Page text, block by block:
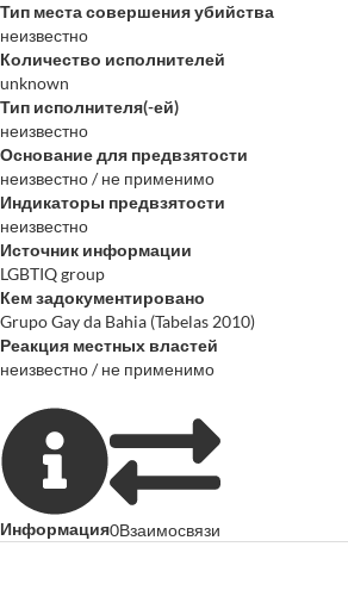
Тип места совершения убийства
неизвестно
Количество исполнителей
unknown
Тип исполнителя(-ей)
неизвестно
Основание для предвзятости
неизвестно / не применимо
Индикаторы предвзятости
неизвестно
Источник информации
LGBTIQ group
Кем задокументировано
Grupo Gay da Bahia (Tabelas 2010)
Реакция местных властей
неизвестно / не применимо
Информация0Взаимосвязи